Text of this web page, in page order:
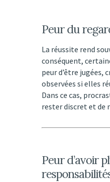
Peur du
La réussite rend
conséquent,
peur d’être jugées,
observées si elles
Dans ce cas,
rester discret et de
Peur d’avoir